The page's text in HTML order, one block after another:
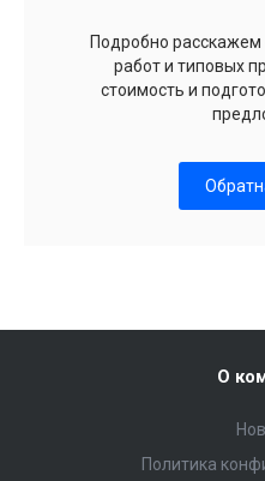
Подробно расскажем
работ и типовых
стоимость и
О
Политика